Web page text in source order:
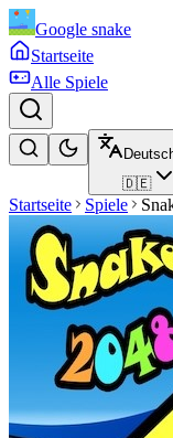
Google snake
Startseite
Alle Spiele
🇩🇪
Startseite Spiele